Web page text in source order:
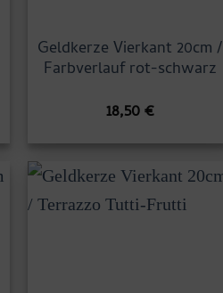
Geldkerze Vierkant 20cm /
Farbverlauf rot-schwarz
18,50€